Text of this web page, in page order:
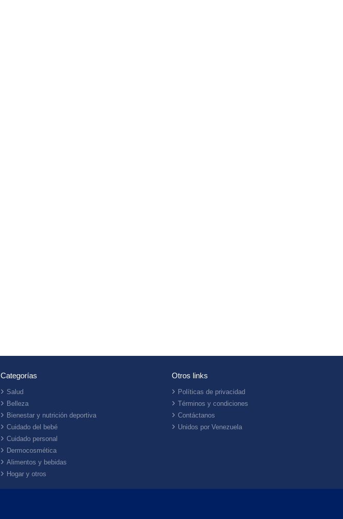
Categorías
Salud
Belleza
Bienestar y nutrición deportiva
Cuidado del bebé
Cuidado personal
Dermocosmética
Alimentos y bebidas
Hogar y otros
Otros links
Políticas de privacidad
Términos y condiciones
Contáctanos
Unidos por Venezuela